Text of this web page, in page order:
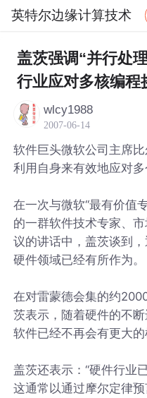
英特尔边缘计算技术
社区 英特尔边缘计算
盖茨强调“并行处
行业应对多核编程
wlcy1988
2007-06-14
软件巨头微软公司主席
利用自身来有效地应对多
在一次与微软“最有价值
的一群软件技术专家、
议的讲话中，盖茨谈到
硬件领域已经有所作为。
在对雷蒙德会集的约
茨表示，随着硬件的不
软件已经不再会有更大的
盖茨还表示：“硬件行业
这通常以通过摩尔定律